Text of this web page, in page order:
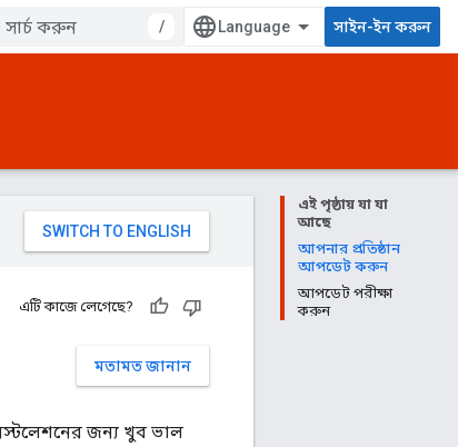
/ সাইন-ইন করুন
এই পৃষ্ঠায় যা যা
আছে
আপনার প্রতিষ্ঠান
আপডেট করুন
আপডেট পরীক্ষা
করুন
এটি কাজে লেগেছে?
মতামত জানান
জন্য খুব ভাল